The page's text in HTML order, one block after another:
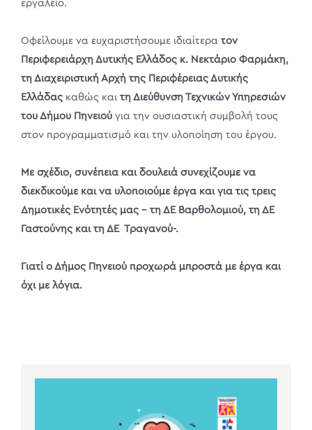
εργαλείο.
Οφείλουμε να ευχαριστήσουμε ιδιαίτερα τον
Περιφερειάρχη Δυτικής Ελλάδος κ. Νεκτάριο Φαρμάκη,
τη Διαχειριστική Αρχή της Περιφέρειας Δυτικής
Ελλάδας καθώς και τη Διεύθυνση Τεχνικών Υπηρεσιών
του Δήμου Πηνειού για την ουσιαστική συμβολή τους
στον προγραμματισμό και την υλοποίηση του έργου.
Με σχέδιο, συνέπεια και δουλειά συνεχίζουμε να
διεκδικούμε και να υλοποιούμε έργα και για τις τρεις
Δημοτικές Ενότητές μας – τη ΔΕ Βαρθολομιού, τη ΔΕ
Γαστούνης και τη ΔΕ Τραγανού-.
Γιατί ο Δήμος Πηνειού προχωρά μπροστά με έργα και
όχι με λόγια.